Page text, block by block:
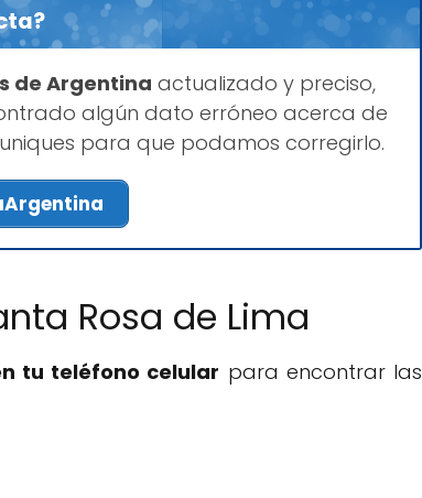
de Argentina actualizado y preciso,
algún dato erróneo acerca de
para que podamos corregirlo.
Rosa de Lima
tu teléfono celular para encontrar las